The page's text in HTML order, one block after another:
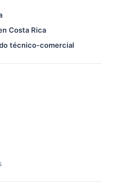
Costa Rica
técnico-comercial